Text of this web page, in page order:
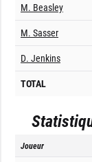
M. Beasley
M. Sasser
D. Jenkins
TOTAL
Joueur